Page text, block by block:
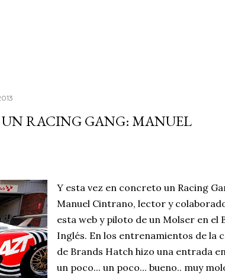
UN RACING GANG: MANUEL
Y esta vez en concreto un Racing
Manuel Cintrano, lector y
esta web y piloto de un Molser en el
Inglés. En los entrenamientos de la
de Brands Hatch hizo una entrada
un poco... un poco... bueno.. muy